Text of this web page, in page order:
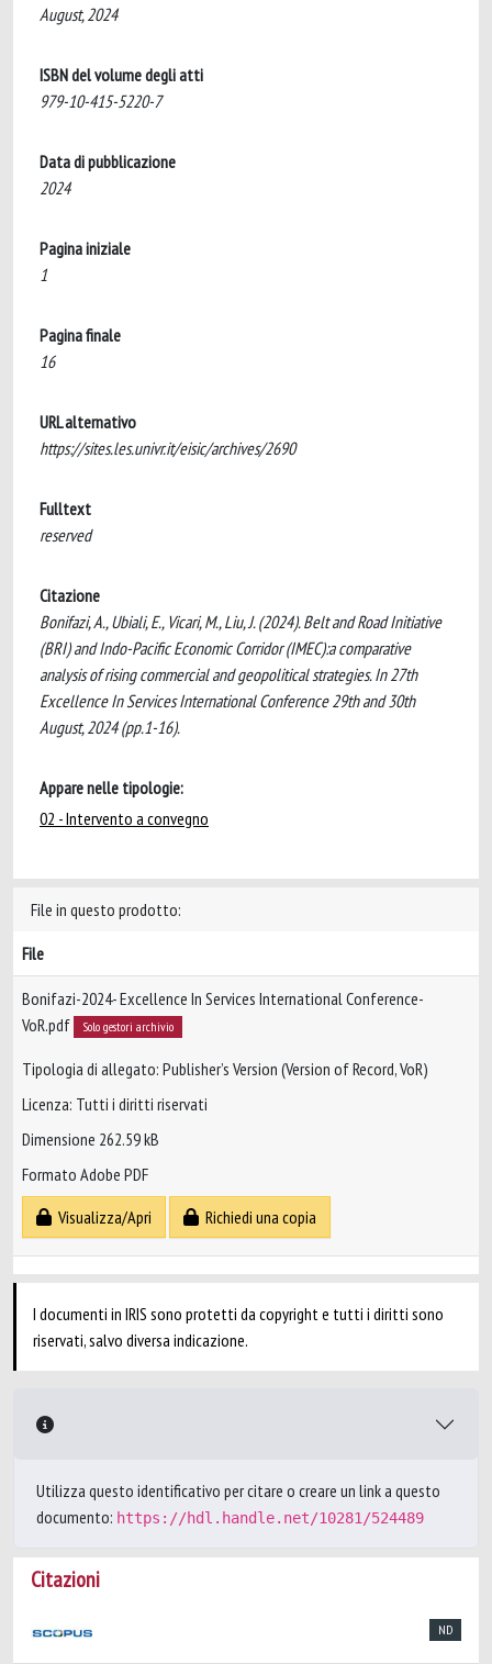
August, 2024
ISBN del volume degli atti
979-10-415-5220-7
Data di pubblicazione
2024
Pagina iniziale
1
Pagina finale
16
URL alternativo
https://sites.les.univr.it/eisic/archives/2690
Fulltext
reserved
Citazione
Bonifazi, A., Ubiali, E., Vicari, M., Liu, J. (2024). Belt and Road Initiative
(BRI) and Indo-Pacific Economic Corridor (IMEC):a comparative
analysis of rising commercial and geopolitical strategies. In 27th
Excellence In Services International Conference 29th and 30th
August, 2024 (pp.1-16).
Appare nelle tipologie:
02 - Intervento a convegno
File in questo prodotto:
File
Bonifazi-2024- Excellence In Services International Conference-
VoR.pdf
Solo gestori archivio
Tipologia di allegato: Publisher’s Version (Version of Record, VoR)
Licenza: Tutti i diritti riservati
Dimensione 262.59 kB
Formato Adobe PDF
Visualizza/Apri
Richiedi una copia
I documenti in IRIS sono protetti da copyright e tutti i diritti sono
riservati, salvo diversa indicazione.
Utilizza questo identificativo per citare o creare un link a questo
documento: https://hdl.handle.net/10281/524489
Citazioni
ND